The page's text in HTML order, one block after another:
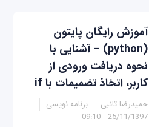
آموزش رایگان پایتون
(python) – آشنایی با
نحوه دریافت ورودی از
کاربر، اتخاذ تضمیمات با if
حمیدرضا تائبی
برنامه نویسی
25/11/1397 - 09:10